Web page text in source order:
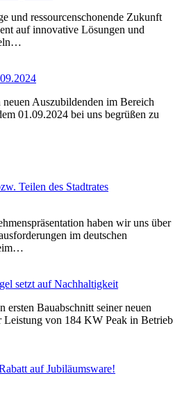
und ressourcenschonende Zukunft
auf innovative Lösungen und
neuen Auszubildenden im Bereich
01.09.2024 bei uns begrüßen zu
Teilen des Stadtrates
haben wir uns über
im deutschen
setzt auf Nachhaltigkeit
ersten Bauabschnitt seiner neuen
Leistung von 184 KW Peak in Betrieb
auf Jubiläumsware!